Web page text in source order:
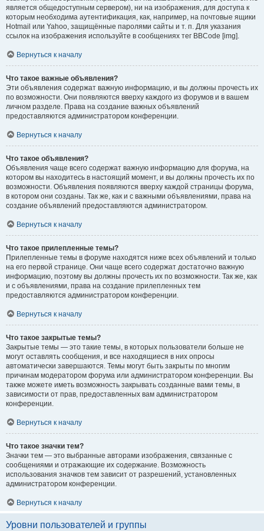
является общедоступным сервером), ни на изображения, для доступа к
которым необходима аутентификация, как, например, на почтовые ящики
Hotmail или Yahoo, защищённые паролями сайты и т. п. Для указания
ссылок на изображения используйте в сообщениях тег BBCode [img].
Вернуться к началу
Что такое важные объявления?
Эти объявления содержат важную информацию, и вы должны прочесть их
по возможности. Они появляются вверху каждого из форумов и в вашем
личном разделе. Права на создание важных объявлений
предоставляются администратором конференции.
Вернуться к началу
Что такое объявления?
Объявления чаще всего содержат важную информацию для форума, на
котором вы находитесь в настоящий момент, и вы должны прочесть их по
возможности. Объявления появляются вверху каждой страницы форума,
в котором они созданы. Так же, как и с важными объявлениями, права на
создание объявлений предоставляются администратором.
Вернуться к началу
Что такое прилепленные темы?
Прилепленные темы в форуме находятся ниже всех объявлений и только
на его первой странице. Они чаще всего содержат достаточно важную
информацию, поэтому вы должны прочесть их по возможности. Так же, как
и с объявлениями, права на создание прилепленных тем
предоставляются администратором конференции.
Вернуться к началу
Что такое закрытые темы?
Закрытые темы — это такие темы, в которых пользователи больше не
могут оставлять сообщения, и все находящиеся в них опросы
автоматически завершаются. Темы могут быть закрыты по многим
причинам модератором форума или администратором конференции. Вы
также можете иметь возможность закрывать созданные вами темы, в
зависимости от прав, предоставленных вам администратором
конференции.
Вернуться к началу
Что такое значки тем?
Значки тем — это выбранные авторами изображения, связанные с
сообщениями и отражающие их содержание. Возможность
использования значков тем зависит от разрешений, установленных
администратором конференции.
Вернуться к началу
Уровни пользователей и группы